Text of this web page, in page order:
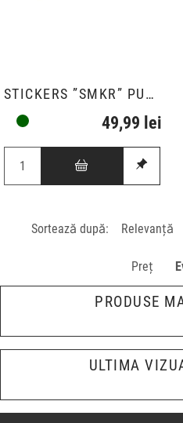
STICKERS ”SMKR” PURPLE
49,99 lei
Sortează după: Relevanţă
Preț
PRODUSE
ULTIMA